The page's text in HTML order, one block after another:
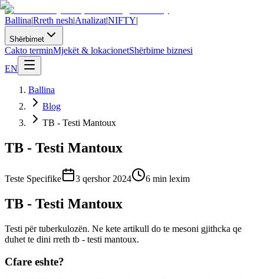
Ballina|Rreth nesh|Analizat|NIFTY|
Shërbimet
Cakto terminMjekët & lokacionetShërbime biznesi
EN
Ballina
Blog
TB - Testi Mantoux
TB - Testi Mantoux
Teste Specifike 3 qershor 2024 6 min lexim
TB - Testi Mantoux
Testi për tuberkulozën. Ne kete artikull do te mesoni gjithcka qe
duhet te dini rreth tb - testi mantoux.
Cfare eshte?